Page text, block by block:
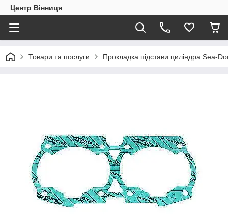
Центр Вінниця
Товари та послуги Прокладка підстави циліндра Sea-